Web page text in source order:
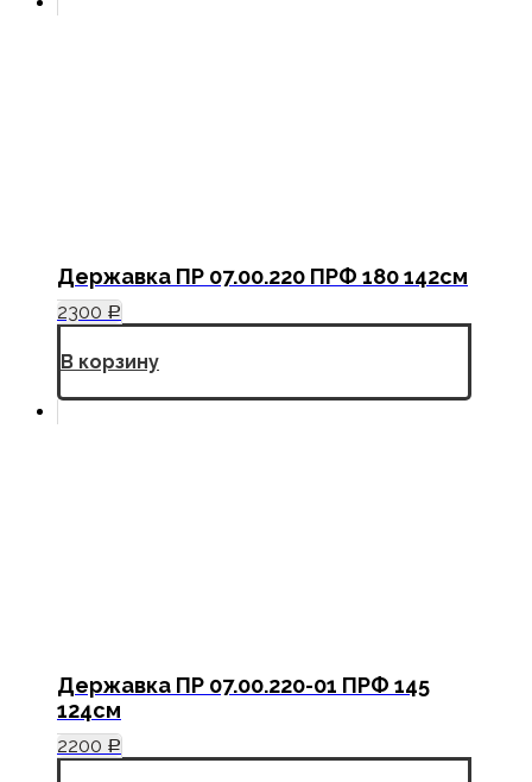
Державка ПР 07.00.220 ПРФ 180 142см
2300 Р
В корзину
Державка ПР 07.00.220-01 ПРФ 145
124см
2200 Р